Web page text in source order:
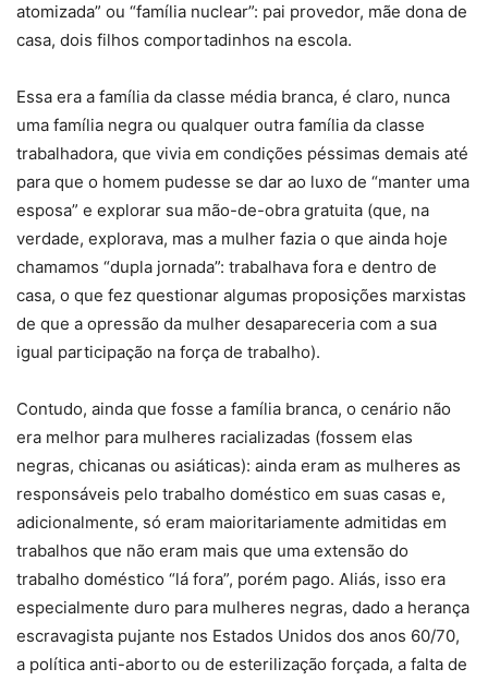
atomizada” ou “família nuclear”: pai provedor, mãe dona de
casa, dois filhos comportadinhos na escola.
Essa era a família da classe média branca, é claro, nunca
uma família negra ou qualquer outra família da classe
trabalhadora, que vivia em condições péssimas demais até
para que o homem pudesse se dar ao luxo de “manter uma
esposa” e explorar sua mão-de-obra gratuita (que, na
verdade, explorava, mas a mulher fazia o que ainda hoje
chamamos “dupla jornada”: trabalhava fora e dentro de
casa, o que fez questionar algumas proposições marxistas
de que a opressão da mulher desapareceria com a sua
igual participação na força de trabalho).
Contudo, ainda que fosse a família branca, o cenário não
era melhor para mulheres racializadas (fossem elas
negras, chicanas ou asiáticas): ainda eram as mulheres as
responsáveis pelo trabalho doméstico em suas casas e,
adicionalmente, só eram maioritariamente admitidas em
trabalhos que não eram mais que uma extensão do
trabalho doméstico “lá fora”, porém pago. Aliás, isso era
especialmente duro para mulheres negras, dado a herança
escravagista pujante nos Estados Unidos dos anos 60/70,
a política anti-aborto ou de esterilização forçada, a falta de